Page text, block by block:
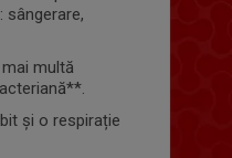
sângerare,
multă
și o respirație